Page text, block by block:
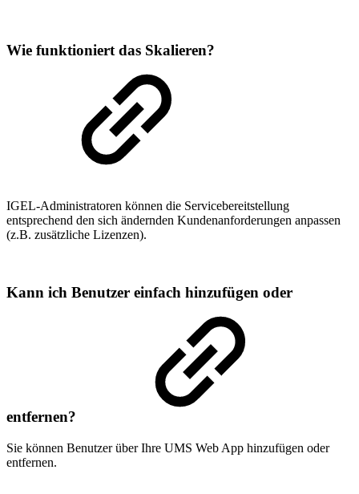
Wie funktioniert das Skalieren?
IGEL-Administratoren können die Servicebereitstellung
entsprechend den sich ändernden Kundenanforderungen anpassen
(z.B. zusätzliche Lizenzen).
Kann ich Benutzer einfach hinzufügen oder
entfernen?
Sie können Benutzer über Ihre UMS Web App hinzufügen oder
entfernen.